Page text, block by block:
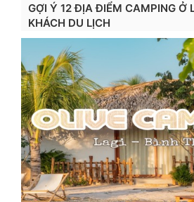
GỢI Ý 12 ĐỊA ĐIỂM CAMPING Ở
KHÁCH DU LỊCH